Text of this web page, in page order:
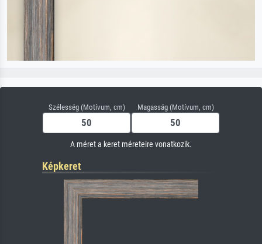
Szélesség (Motívum, cm) Magasság (Motívum, cm)
A méret a keret méreteire vonatkozik.
Képkeret